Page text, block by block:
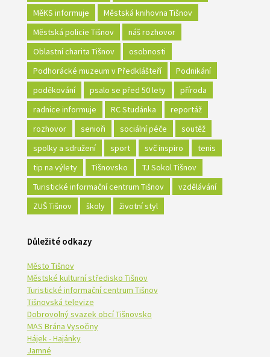
MěKS informuje
Městská knihovna Tišnov
Městská policie Tišnov
náš rozhovor
Oblastní charita Tišnov
osobnosti
Podhorácké muzeum v Předklášteří
Podnikání
poděkování
psalo se před 50 lety
příroda
radnice informuje
RC Studánka
reportáž
rozhovor
senioři sociální péče
soutěž
spolky a sdružení
sport svč inspiro
tenis
tip na výlety
Tišnovsko
TJ Sokol Tišnov
Turistické informační centrum Tišnov
vzdělávání
ZUŠ Tišnov
školy životní styl
Důležité odkazy
Město Tišnov
Městské kulturní středisko Tišnov
Turistické informační centrum Tišnov
Tišnovská televize
Dobrovolný svazek obcí Tišnovsko
MAS Brána Vysočiny
Hájek - Hajánky
Jamné